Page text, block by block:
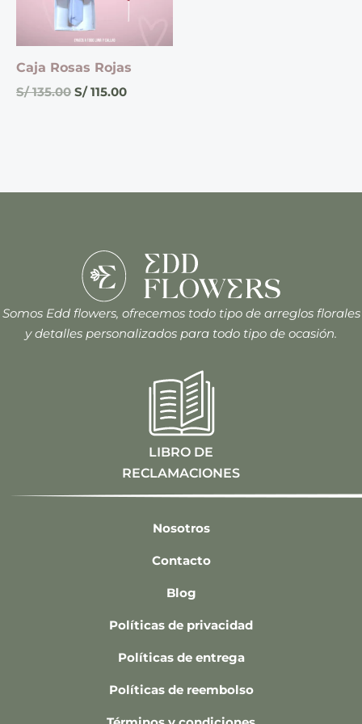
Caja Rosas Rojas
S/135.00 S/115.00
Somos Edd flowers, ofrecemos todo tipo de arreglos florales
y detalles personalizados para todo tipo de ocasión.
LIBRO DE
RECLAMACIONES
Nosotros
Contacto
Blog
Políticas de privacidad
Políticas de entrega
Políticas de reembolso